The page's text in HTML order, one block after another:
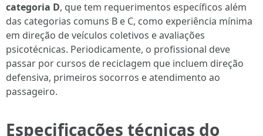
categoria D, que tem requerimentos específicos além
das categorias comuns B e C, como experiência mínima
em direção de veículos coletivos e avaliações
psicotécnicas. Periodicamente, o profissional deve
passar por cursos de reciclagem que incluem direção
defensiva, primeiros socorros e atendimento ao
passageiro.
Especificações técnicas do